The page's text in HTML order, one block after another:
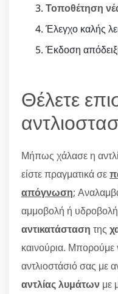
Τοποθέτηση
Έλεγχο καλής
Έκδοση
Θέλετε
Μήπως χάλασε η
είστε πραγματικά σε
απόγνωση;
αμμοβολή ή υδροβολή
αντικατάσταση της
καινούρια. Μπορούμε
αντλιοστάσιό σας με
αντλίας λυμάτων με